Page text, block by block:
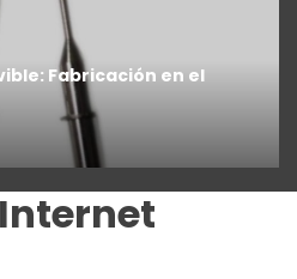
de Emisiones en
Internet